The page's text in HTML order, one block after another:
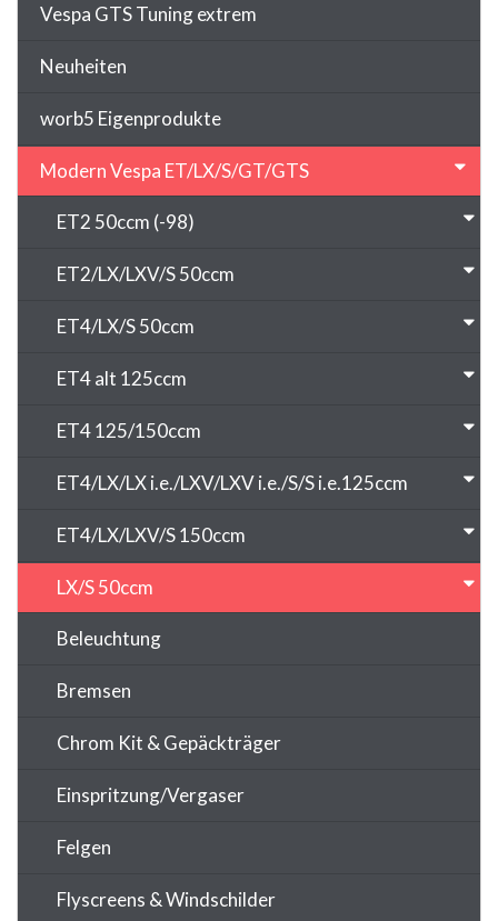
Vespa GTS Tuning extrem
Neuheiten
worb5 Eigenprodukte
Modern Vespa ET/LX/S/GT/GTS
ET2 50ccm (-98)
ET2/LX/LXV/S 50ccm
ET4/LX/S 50ccm
ET4 alt 125ccm
ET4 125/150ccm
ET4/LX/LX i.e./LXV/LXV i.e./S/S i.e.125ccm
ET4/LX/LXV/S 150ccm
LX/S 50ccm
Beleuchtung
Bremsen
Chrom Kit & Gepäckträger
Einspritzung/Vergaser
Felgen
Flyscreens & Windschilder